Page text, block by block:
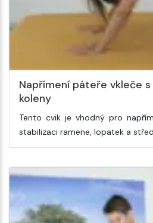
Napřímení páteře vkleče
koleny
Tento cvik je vhodný pro
stabilizaci ramene, lopatek a